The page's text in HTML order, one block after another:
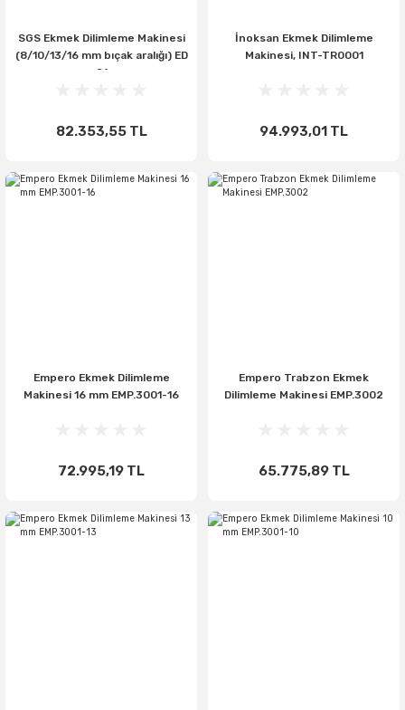
SGS Ekmek Dilimleme Makinesi
(8/10/13/16 mm bıçak aralığı) ED
01
82.353,55 TL
İnoksan Ekmek Dilimleme
Makinesi, INT-TR0001
94.993,01 TL
Empero Ekmek Dilimleme
Makinesi 16 mm EMP.3001-16
72.995,19 TL
Empero Trabzon Ekmek
Dilimleme Makinesi EMP.3002
65.775,89 TL